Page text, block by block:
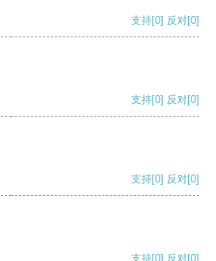
支持[0] 反对[0]
支持[0] 反对[0]
支持[0] 反对[0]
支持[0] 反对[0]